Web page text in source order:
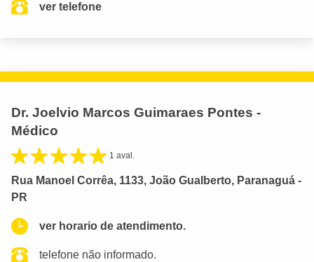
ver telefone
Dr. Joelvio Marcos Guimaraes Pontes -
Médico
1 aval.
Rua Manoel Corrêa, 1133, João Gualberto, Paranaguá -
PR
ver horario de atendimento.
telefone não informado.